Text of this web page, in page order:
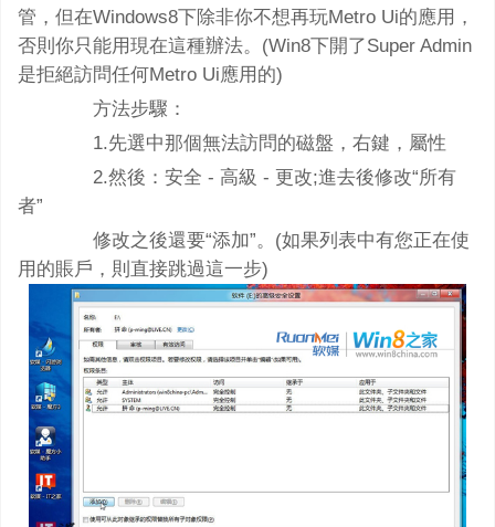
管，但在Windows8下除非你不想再玩Metro Ui的應用，
否則你只能用現在這種辦法。(Win8下開了Super Admin
是拒絕訪問任何Metro Ui應用的)
方法步驟：
1.先選中那個無法訪問的磁盤，右鍵，屬性
2.然後：安全 - 高級 - 更改;進去後修改“所有
者”
修改之後還要“添加”。(如果列表中有您正在使
用的賬戶，則直接跳過這一步)